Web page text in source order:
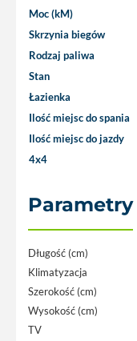
Moc (kM)
Skrzynia biegów
Rodzaj paliwa
Stan
Łazienka
Ilość miejsc do spania
Ilość miejsc do jazdy
4x4
Parametry
Długość (cm)
Klimatyzacja
Szerokość (cm)
Wysokość (cm)
TV